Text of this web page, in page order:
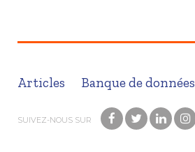
Articles Banque de données
SUIVEZ-NOUS SUR